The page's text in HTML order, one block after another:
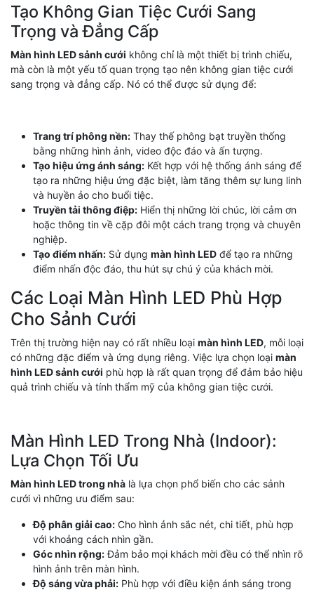
Tạo Không Gian Tiệc Cưới Sang
Trọng và Đẳng Cấp
Màn hình LED sảnh cưới không chỉ là một thiết bị trình chiếu,
mà còn là một yếu tố quan trọng tạo nên không gian tiệc cưới
sang trọng và đẳng cấp. Nó có thể được sử dụng để:
Trang trí phông nền: Thay thế phông bạt truyền thống
bằng những hình ảnh, video độc đáo và ấn tượng.
Tạo hiệu ứng ánh sáng: Kết hợp với hệ thống ánh sáng để
tạo ra những hiệu ứng đặc biệt, làm tăng thêm sự lung linh
và huyền ảo cho buổi tiệc.
Truyền tải thông điệp: Hiển thị những lời chúc, lời cảm ơn
hoặc thông tin về cặp đôi một cách trang trọng và chuyên
nghiệp.
Tạo điểm nhấn: Sử dụng màn hình LED để tạo ra những
điểm nhấn độc đáo, thu hút sự chú ý của khách mời.
Các Loại Màn Hình LED Phù Hợp
Cho Sảnh Cưới
Trên thị trường hiện nay có rất nhiều loại màn hình LED, mỗi loại
có những đặc điểm và ứng dụng riêng. Việc lựa chọn loại màn
hình LED sảnh cưới phù hợp là rất quan trọng để đảm bảo hiệu
quả trình chiếu và tính thẩm mỹ của không gian tiệc cưới.
Màn Hình LED Trong Nhà (Indoor):
Lựa Chọn Tối Ưu
Màn hình LED trong nhà là lựa chọn phổ biến cho các sảnh
cưới vì những ưu điểm sau:
Độ phân giải cao: Cho hình ảnh sắc nét, chi tiết, phù hợp
với khoảng cách nhìn gần.
Góc nhìn rộng:Đảm bảo mọi khách mời đều có thể nhìn rõ
hình ảnh trên màn hình.
Độ sáng vừa phải: Phù hợp với điều kiện ánh sáng trong